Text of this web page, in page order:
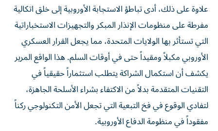
علاوة على ذلك، أدى تباطؤ الاستجابة الأوروبية إلى خلق اتكالية
مفرطة على منظومات الإنذار المبكر والتجهيزات الاستخباراتية
التي تستأثر بها الولايات المتحدة، مما يجعل القرار العسكري
الأوروبي مكبلاً ومقيداً حتى في أوقات السلم. هذا الواقع المرير
يكشف أن استكمال الشراكة يتطلب استثماراً حقيقياً في
التقنيات المتقدمة بدلاً من الاكتفاء بشراء الأسلحة الجاهزة،
لتفادي الوقوع في فخ التبعية التي تجعل الأمن التكنولوجي ركناً
مفقوداً في منظومة الدفاع الأوروبية.